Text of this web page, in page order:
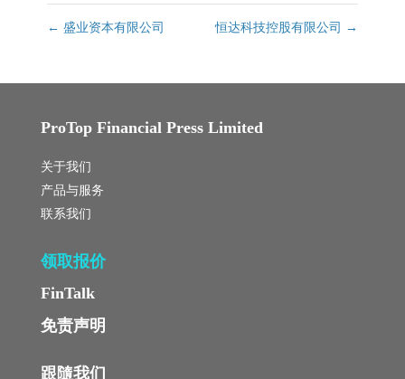
← 盛业资本有限公司 恒达科技控股有限公司 →
ProTop Financial Press Limited
关于我们
产品与服务
联系我们
领取报价
FinTalk
免责声明
跟隨我们